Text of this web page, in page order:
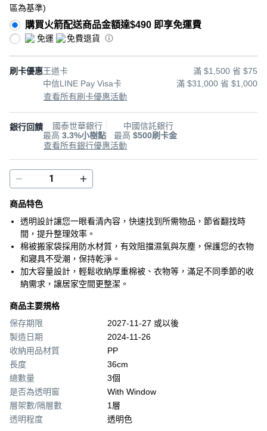
區為基準)
購買火箭配送商品金額達$490 即享免運費
免運 免費退貨
刷卡優惠王道卡
滿 $1,500 省 $75
中信LINE Pay Visa卡
滿 $31,000 省 $1,000
查看所有刷卡優惠活動
銀行回饋
國泰世華銀行
最高 3.3%小樹點
中國信託銀行
最高 $500刷卡金
查看所有銀行優惠活動
商品特色
透明設計讓您一眼看清內容，快速找到所需物品，節省翻找時
間，提升整理效率。
棉被搬家袋採用防水材質，有效阻擋濕氣與灰塵，保護您的衣物
和寢具不受潮，保持乾淨。
加大容量設計，輕鬆收納厚重棉被、衣物等，滿足不同季節的收
納需求，讓居家空間更整潔。
商品主要規格
保存期限
2027-11-27 或以後
製造日期
2024-11-26
收納用品材質
PP
長度
36cm
總數量
3個
是否為透明窗
With Window
層架數/隔層數
1層
透明程度
透明色